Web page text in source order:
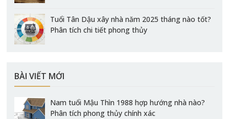
Tuổi Tân Dậu xây nhà năm 2025 tháng nào tốt?
Phân tích chi tiết phong thủy
BÀI VIẾT MỚI
Nam tuổi Mậu Thìn 1988 hợp hướng nhà nào?
Phân tích phong thủy chính xác